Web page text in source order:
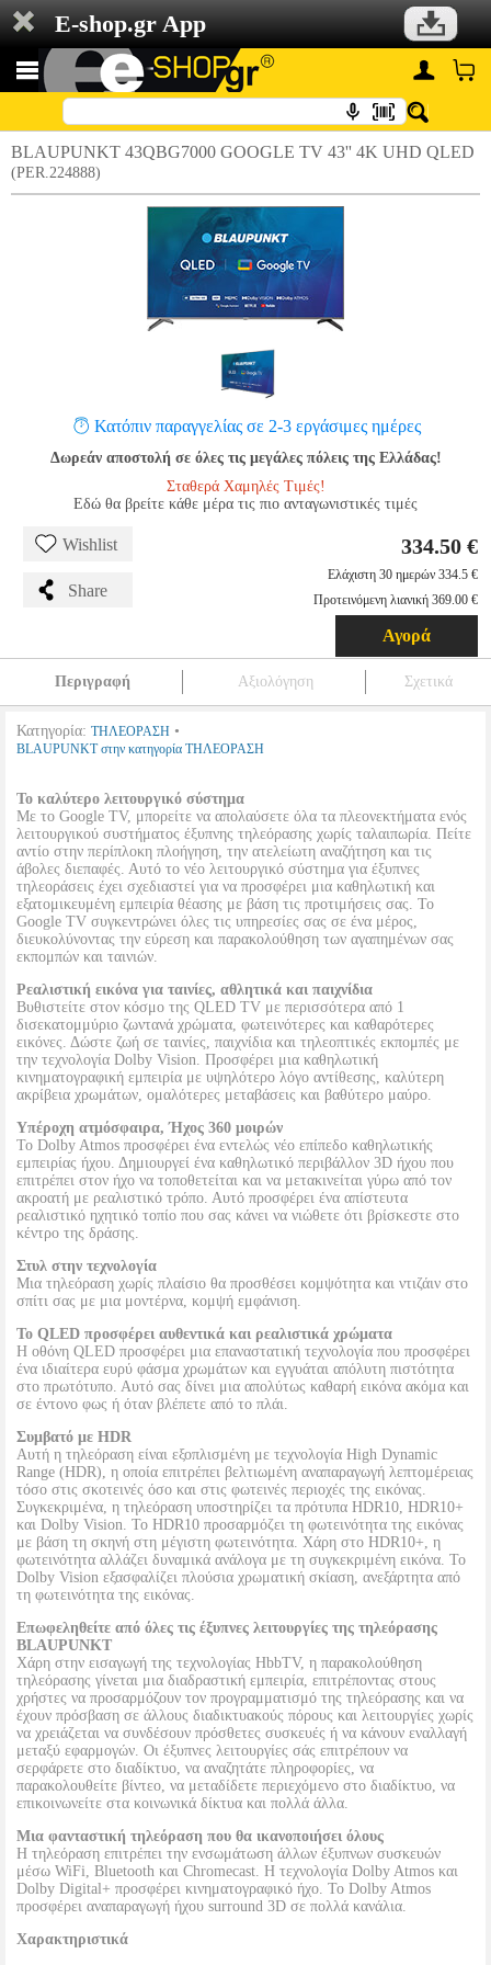
E-shop.gr App
BLAUPUNKT 43QBG7000 GOOGLE TV 43'' 4Κ UHD QLED
(PER.224888)
Κατόπιν παραγγελίας σε 2-3 εργάσιμες ημέρες
Δωρεάν αποστολή σε όλες τις μεγάλες πόλεις της Ελλάδας!
Σταθερά Χαμηλές Τιμές!
Εδώ θα βρείτε κάθε μέρα τις πιο ανταγωνιστικές τιμές
Wishlist
Share
334.50 €
Ελάχιστη 30 ημερών 334.5 €
Προτεινόμενη λιανική 369.00 €
Αγορά
Περιγραφή Αξιολόγηση Σχετικά
Κατηγορία: ΤΗΛΕΟΡΑΣΗ •
BLAUPUNKT στην κατηγορία ΤΗΛΕΟΡΑΣΗ
Το καλύτερο λειτουργικό σύστημα
Με το Google TV, μπορείτε να απολαύσετε όλα τα πλεονεκτήματα ενός
λειτουργικού συστήματος έξυπνης τηλεόρασης χωρίς ταλαιπωρία. Πείτε
αντίο στην περίπλοκη πλοήγηση, την ατελείωτη αναζήτηση και τις
άβολες διεπαφές. Αυτό το νέο λειτουργικό σύστημα για έξυπνες
τηλεοράσεις έχει σχεδιαστεί για να προσφέρει μια καθηλωτική και
εξατομικευμένη εμπειρία θέασης με βάση τις προτιμήσεις σας. Το
Google TV συγκεντρώνει όλες τις υπηρεσίες σας σε ένα μέρος,
διευκολύνοντας την εύρεση και παρακολούθηση των αγαπημένων σας
εκπομπών και ταινιών.
Ρεαλιστική εικόνα για ταινίες, αθλητικά και παιχνίδια
Βυθιστείτε στον κόσμο της QLED TV με περισσότερα από 1
δισεκατομμύριο ζωντανά χρώματα, φωτεινότερες και καθαρότερες
εικόνες. Δώστε ζωή σε ταινίες, παιχνίδια και τηλεοπτικές εκπομπές με
την τεχνολογία Dolby Vision. Προσφέρει μια καθηλωτική
κινηματογραφική εμπειρία με υψηλότερο λόγο αντίθεσης, καλύτερη
ακρίβεια χρωμάτων, ομαλότερες μεταβάσεις και βαθύτερο μαύρο.
Υπέροχη ατμόσφαιρα, Ήχος 360 μοιρών
Το Dolby Atmos προσφέρει ένα εντελώς νέο επίπεδο καθηλωτικής
εμπειρίας ήχου. Δημιουργεί ένα καθηλωτικό περιβάλλον 3D ήχου που
επιτρέπει στον ήχο να τοποθετείται και να μετακινείται γύρω από τον
ακροατή με ρεαλιστικό τρόπο. Αυτό προσφέρει ένα απίστευτα
ρεαλιστικό ηχητικό τοπίο που σας κάνει να νιώθετε ότι βρίσκεστε στο
κέντρο της δράσης.
Στυλ στην τεχνολογία
Μια τηλεόραση χωρίς πλαίσιο θα προσθέσει κομψότητα και ντιζάιν στο
σπίτι σας με μια μοντέρνα, κομψή εμφάνιση.
Το QLED προσφέρει αυθεντικά και ρεαλιστικά χρώματα
Η οθόνη QLED προσφέρει μια επαναστατική τεχνολογία που προσφέρει
ένα ιδιαίτερα ευρύ φάσμα χρωμάτων και εγγυάται απόλυτη πιστότητα
στο πρωτότυπο. Αυτό σας δίνει μια απολύτως καθαρή εικόνα ακόμα και
σε έντονο φως ή όταν βλέπετε από το πλάι.
Συμβατό με HDR
Αυτή η τηλεόραση είναι εξοπλισμένη με τεχνολογία High Dynamic
Range (HDR), η οποία επιτρέπει βελτιωμένη αναπαραγωγή λεπτομέρειας
τόσο στις σκοτεινές όσο και στις φωτεινές περιοχές της εικόνας.
Συγκεκριμένα, η τηλεόραση υποστηρίζει τα πρότυπα HDR10, HDR10+
και Dolby Vision. Το HDR10 προσαρμόζει τη φωτεινότητα της εικόνας
με βάση τη σκηνή στη μέγιστη φωτεινότητα. Χάρη στο HDR10+, η
φωτεινότητα αλλάζει δυναμικά ανάλογα με τη συγκεκριμένη εικόνα. Το
Dolby Vision εξασφαλίζει πλούσια χρωματική σκίαση, ανεξάρτητα από
τη φωτεινότητα της εικόνας.
Επωφεληθείτε από όλες τις έξυπνες λειτουργίες της τηλεόρασης
BLAUPUNKT
Χάρη στην εισαγωγή της τεχνολογίας HbbTV, η παρακολούθηση
τηλεόρασης γίνεται μια διαδραστική εμπειρία, επιτρέποντας στους
χρήστες να προσαρμόζουν τον προγραμματισμό της τηλεόρασης και να
έχουν πρόσβαση σε άλλους διαδικτυακούς πόρους και λειτουργίες χωρίς
να χρειάζεται να συνδέσουν πρόσθετες συσκευές ή να κάνουν εναλλαγή
μεταξύ εφαρμογών. Οι έξυπνες λειτουργίες σάς επιτρέπουν να
σερφάρετε στο διαδίκτυο, να αναζητάτε πληροφορίες, να
παρακολουθείτε βίντεο, να μεταδίδετε περιεχόμενο στο διαδίκτυο, να
επικοινωνείτε στα κοινωνικά δίκτυα και πολλά άλλα.
Μια φανταστική τηλεόραση που θα ικανοποιήσει όλους
Η τηλεόραση επιτρέπει την ενσωμάτωση άλλων έξυπνων συσκευών
μέσω WiFi, Bluetooth και Chromecast. Η τεχνολογία Dolby Atmos και
Dolby Digital+ προσφέρει κινηματογραφικό ήχο. Το Dolby Atmos
προσφέρει αναπαραγωγή ήχου surround 3D σε πολλά κανάλια.
Χαρακτηριστικά